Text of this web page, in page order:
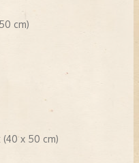
cm)
(40 x 50 cm)